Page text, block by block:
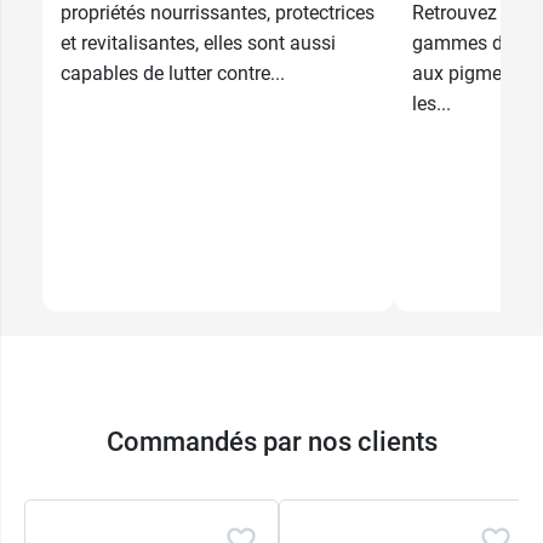
propriétés nourrissantes, protectrices
et revitalisantes, elles sont aussi
capables de lutter contre...
Retrouvez sur
gammes de
aux pigments
les...
Commandés par nos clients